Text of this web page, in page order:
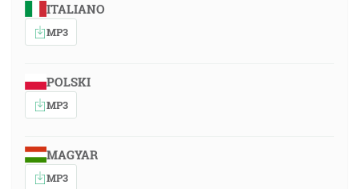
ITALIANO
MP3
POLSKI
MP3
MAGYAR
MP3